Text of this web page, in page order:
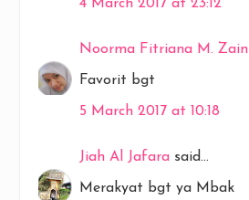
4 March 2017 at 23:12
Noorma Fitriana M. Zain
Favorit bgt
5 March 2017 at 10:18
Jiah Al Jafara said...
Merakyat bgt ya Mbak